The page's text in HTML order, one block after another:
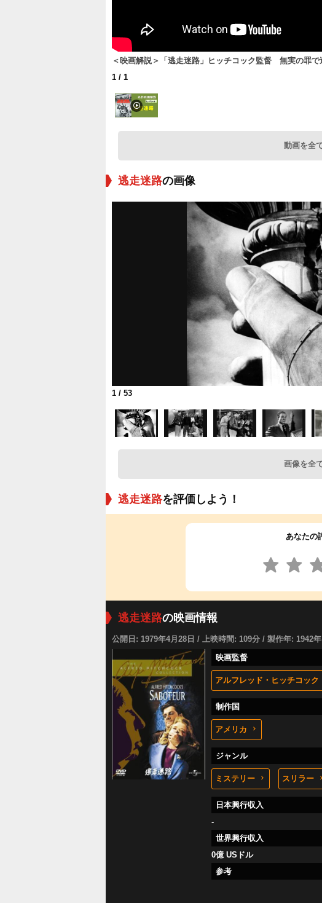
＜映画解説＞「逃走迷路」ヒッチコック監督 無実の罪で
1 / 1
動画を全
逃走迷路の画像
1 / 53
画像を全
逃走迷路を評価しよう！
あなたの
逃走迷路の映画情報
公開日: 1979年4月28日 / 上映時間: 109分 / 製作年: 1942年
映画監督
アルフレッド・ヒッチコック
制作国
アメリカ
ジャンル
ミステリー スリラー
日本興行収入
-
世界興行収入
0億 USドル
参考